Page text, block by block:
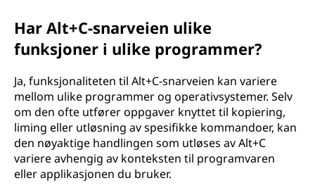
Har Alt+C-snarveien ulike
funksjoner i ulike programmer?
Ja, funksjonaliteten til Alt+C-snarveien kan variere
mellom ulike programmer og operativsystemer. Selv
om den ofte utfører oppgaver knyttet til kopiering,
liming eller utløsning av spesifikke kommandoer, kan
den nøyaktige handlingen som utløses av Alt+C
variere avhengig av konteksten til programvaren
eller applikasjonen du bruker.